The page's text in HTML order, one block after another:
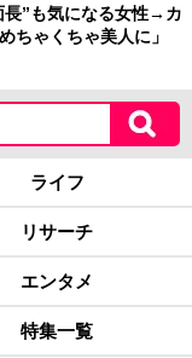
”も気になる女性→カ
ちゃくちゃ美人に」
ライフ
リサーチ
エンタメ
特集一覧